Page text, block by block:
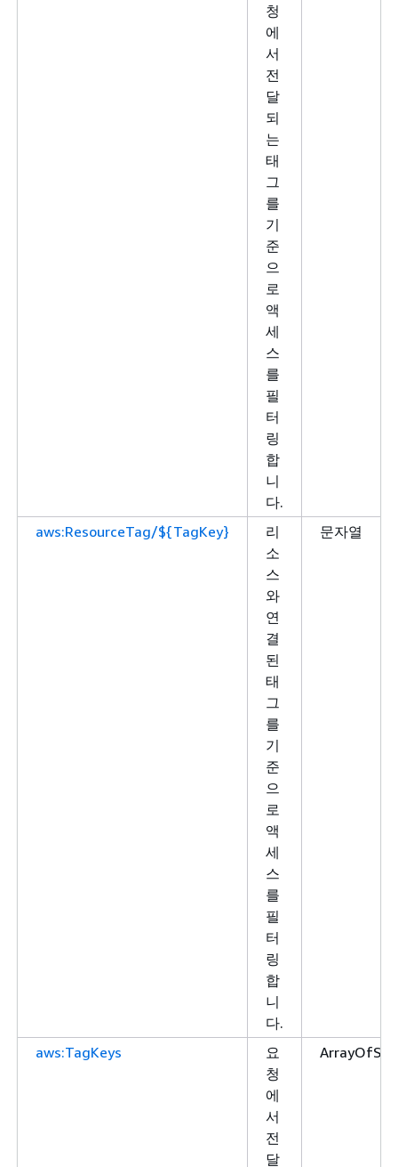
청
에
서
전
달
되
는
태
그
를
기
준
으
로
액
세
스
를
필
터
링
합
니
다.
aws:ResourceTag/${TagKey}
리
소
스
와
연
결
된
태
그
를
기
준
으
로
액
세
스
를
필
터
링
합
니
다.
문자열
aws:TagKeys
요
청
에
서
전
달